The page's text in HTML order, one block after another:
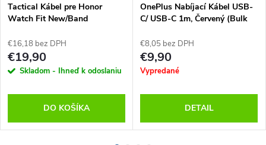
Tactical Kábel pre Honor
Watch Fit New/Band
€16,18 bez DPH
€19,90
Skladom - Ihneď k odoslaniu
DO KOŠÍKA
OnePlus Nabíjací Kábel USB-
C/ USB-C 1m, Červený (Bulk
€8,05 bez DPH
€9,90
Vypredané
DETAIL